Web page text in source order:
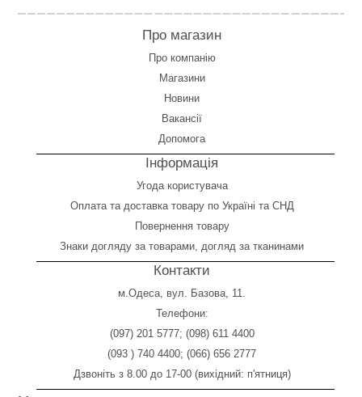
Про магазин
Про компанію
Магазини
Новини
Вакансії
Допомога
Інформація
Угода користувача
Оплата та доставка товару по Україні та СНД
Повернення товару
Знаки догляду за товарами, догляд за тканинами
Контакти
м.Одеса, вул. Базова, 11.
Телефони:
(097) 201 5777; (098) 611 4400
(093 ) 740 4400; (066) 656 2777
Дзвоніть з 8.00 до 17-00 (вихідний: п'ятниця)